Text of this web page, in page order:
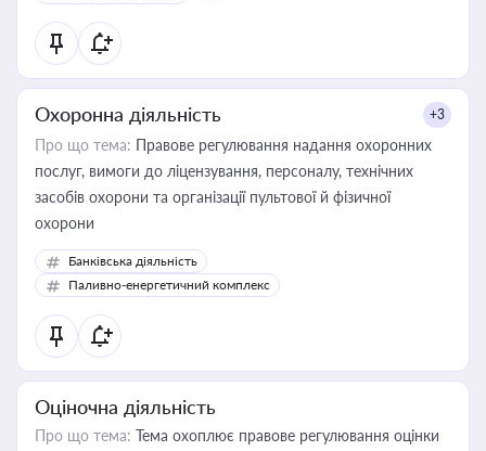
Охоронна діяльність +3
Про що тема: Правове регулювання надання охоронних
послуг, вимоги до ліцензування, персоналу, технічних
засобів охорони та організації пультової й фізичної
охорони
Банківська діяльність
Паливно-енергетичний комплекс
Оціночна діяльність
Про що тема: Тема охоплює правове регулювання оцінки